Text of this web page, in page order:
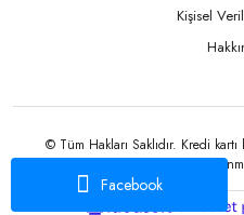
Facebook
Kişisel
© Tüm Hakları Saklıdır. Kredi